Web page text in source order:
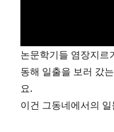
논문학기들 염장지
동해 일출을 보러 갔
요.
이건 그동네에서의